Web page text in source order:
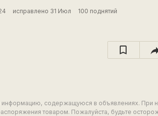
исправлено 31 Июл
100 поднятий
информацию, содержащуюся в объявлениях. При
товаром. Пожалуйста, будьте